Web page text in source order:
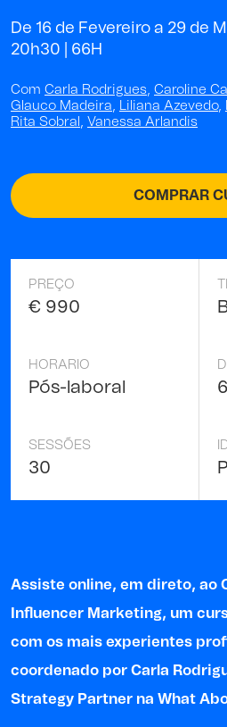
De 16 de Fevereiro a 29 de
20h30 | 66H
Com Carla Rodrigues, Caroline
Glauco Madeira, Liliana Azevedo,
Rita Sobral , Vanessa Arlandis
COMPRAR
PREÇO
€ 990
HORARIO
Pós-laboral
SESSÕES
30
Assiste online, em direto, ao
Influencer Marketing, um
com os mais experientes
coordenado por Carla
Strategy Partner na What